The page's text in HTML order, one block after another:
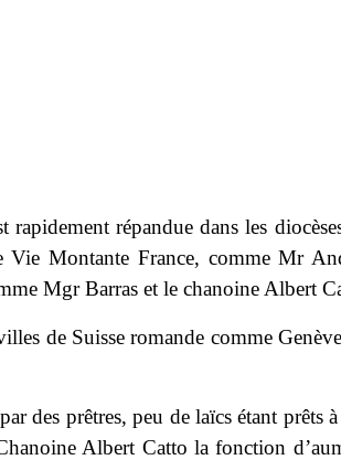
répandue dans les
Vie Montante France, comme Mr
Mgr Barras et le chanoine Albert
de Suisse romande comme
des prêtres, peu de laïcs étant prêts
Albert Catto la fonction